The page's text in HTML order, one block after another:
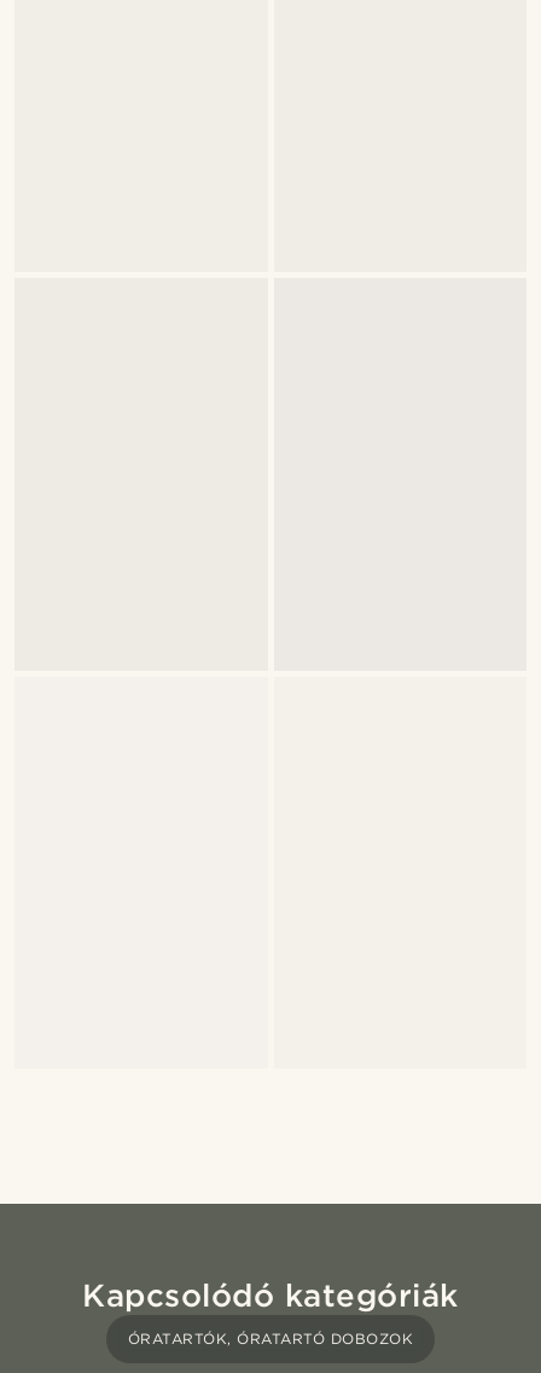
Kapcsolódó kategóriák
ÓRATARTÓK, ÓRATARTÓ DOBOZOK